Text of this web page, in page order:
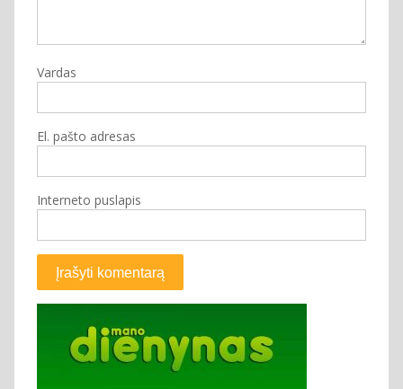
Vardas
El. pašto adresas
Interneto puslapis